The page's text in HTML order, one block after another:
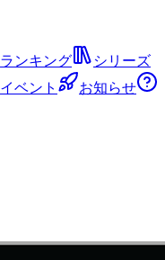
ランキング
シリーズ
イベント
お知らせ